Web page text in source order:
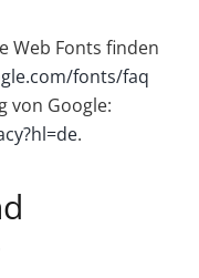
Web Fonts finden
fonts/faq
von Google:
.